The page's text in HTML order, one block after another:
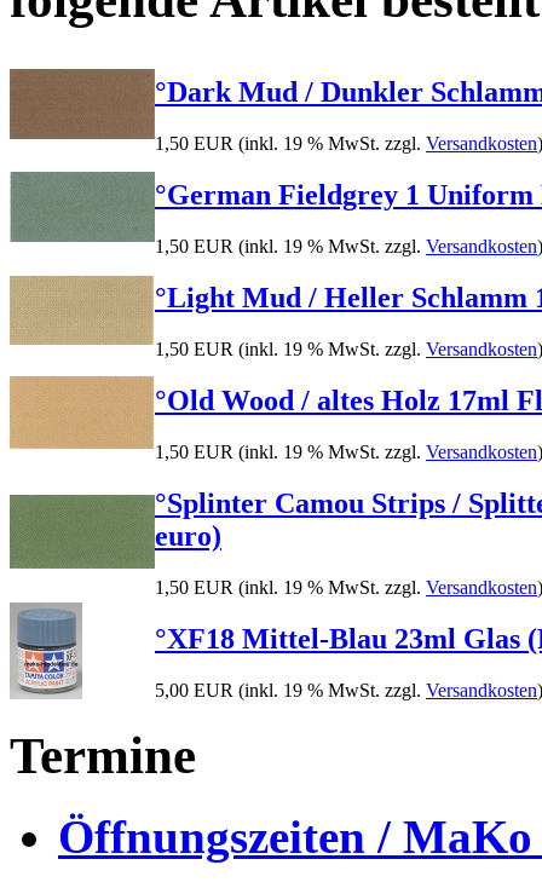
°Dark Mud / Dunkler
1,50 EUR (inkl. 19 % MwSt. zzgl. Versandkosten)
°German Fieldgrey 1
1,50 EUR (inkl. 19 % MwSt. zzgl. Versandkosten)
°Light Mud / Heller Schlamm
1,50 EUR (inkl. 19 % MwSt. zzgl. Versandkosten)
°Old Wood / altes Holz 17ml
1,50 EUR (inkl. 19 % MwSt. zzgl. Versandkosten)
°Splinter Camou Strips /
euro)
1,50 EUR (inkl. 19 % MwSt. zzgl. Versandkosten)
°XF18 Mittel-Blau 23ml Glas
5,00 EUR (inkl. 19 % MwSt. zzgl. Versandkosten)
Termine
Öffnungszeiten /